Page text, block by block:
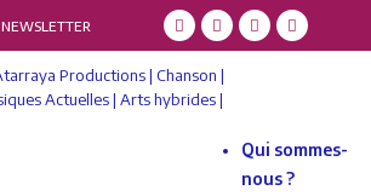
NEWSLETTER
Qui sommes-
nous ?